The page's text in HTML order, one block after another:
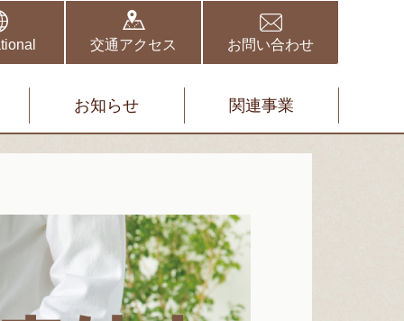
交通アクセス お問い合わせ
野伏間クリニック 矢取クリニック
お知らせ 関連事業